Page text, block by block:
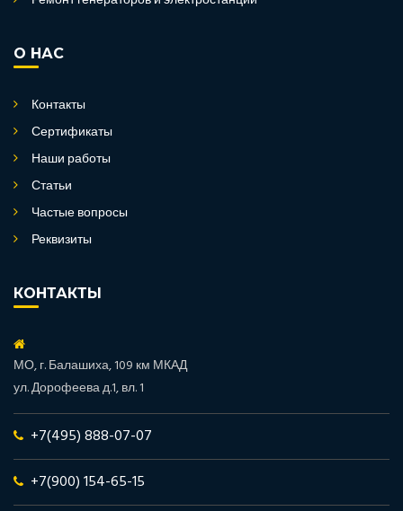
О НАС
Контакты
Сертификаты
Наши работы
Статьи
Частые вопросы
Реквизиты
КОНТАКТЫ
МО, г. Балашиха, 109 км МКАД
ул. Дорофеева д.1, вл. 1
+7(495) 888-07-07
+7(900) 154-65-15